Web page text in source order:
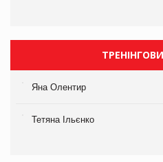
Яна Олентир
Тетяна Ільєнко